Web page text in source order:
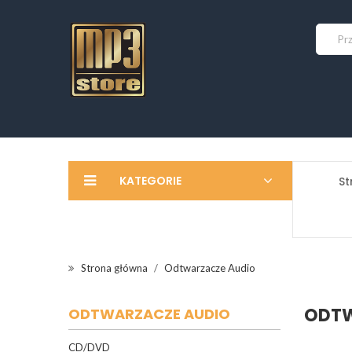
KATEGORIE
Strona główna Odtwarzacze Audio
ODTWARZACZE AUDIO
CD/DVD